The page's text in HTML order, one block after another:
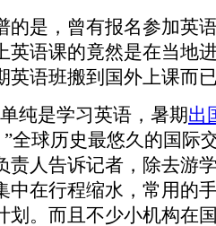
是，曾有报名参加英语
英语课的竟然是在当地
英语班搬到国外上课而
是学习英语，暑期出
”全球历史最悠久的国际
责人告诉记者，除去游
中在行程缩水，常用的
划。而且不少小机构在